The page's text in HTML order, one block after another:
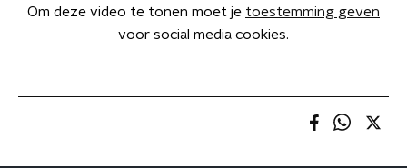
Om deze video te tonen moet je toestemming geven
voor social media cookies.